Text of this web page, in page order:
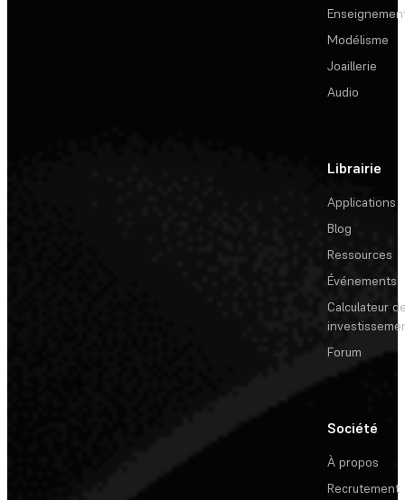
Modélisme
Joaillerie
Audio
Librairie
Applications
Blog
Ressources
Événements
Calculateur
Forum
Société
À propos
Recrutement